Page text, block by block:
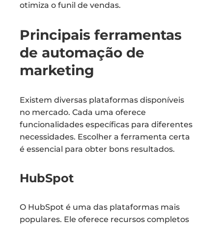
otimiza o funil de vendas.
Principais ferramentas
de automação de
marketing
Existem diversas plataformas disponíveis
no mercado. Cada uma oferece
funcionalidades específicas para diferentes
necessidades. Escolher a ferramenta certa
é essencial para obter bons resultados.
HubSpot
O HubSpot é uma das plataformas mais
populares. Ele oferece recursos completos